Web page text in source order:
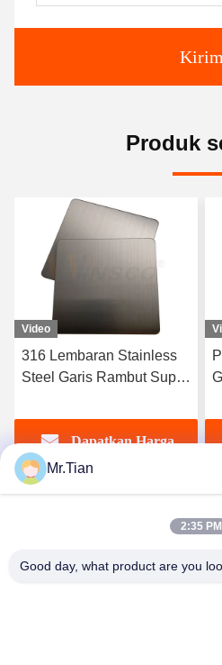
Kirim
Produk
Video
Perunggu Anti Korosi
Garis Rambut Stainless
Lembar
Dapatkan Harga
(GuangDong)Foshan
Mr.Tian
2:35 PM
Good day, what product are you